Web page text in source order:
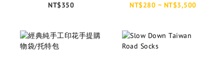
NT$350
NT$280 ~ NT$3,500